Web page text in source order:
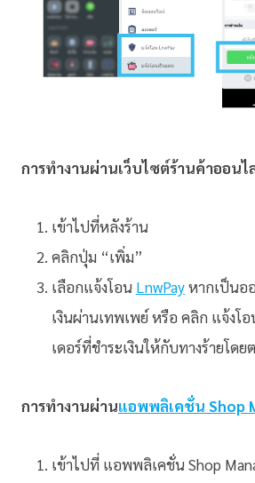
การทำงานผ่านเว็บไซต์ร้านค้าออน
เข้าไปที่หลังร้าน
คลิกปุ่ม “เพิ่ม”
เลือกแจ้งโอน LnwPayหากเป็นอ
เงินผ่านเทพเพย์ หรือ คลิก แจ้งโ
เดอร์ที่ชำระเงินให้กับทางร้ายโดย
การทำงานผ่านแอพพลิเคชั่น Shop
เข้าไปที่ แอพพลิเคชั่น Shop